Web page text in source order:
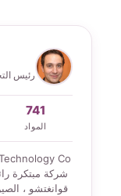
رئيس
741
المواد
شركة مبتكرة
قوانغتشو ،